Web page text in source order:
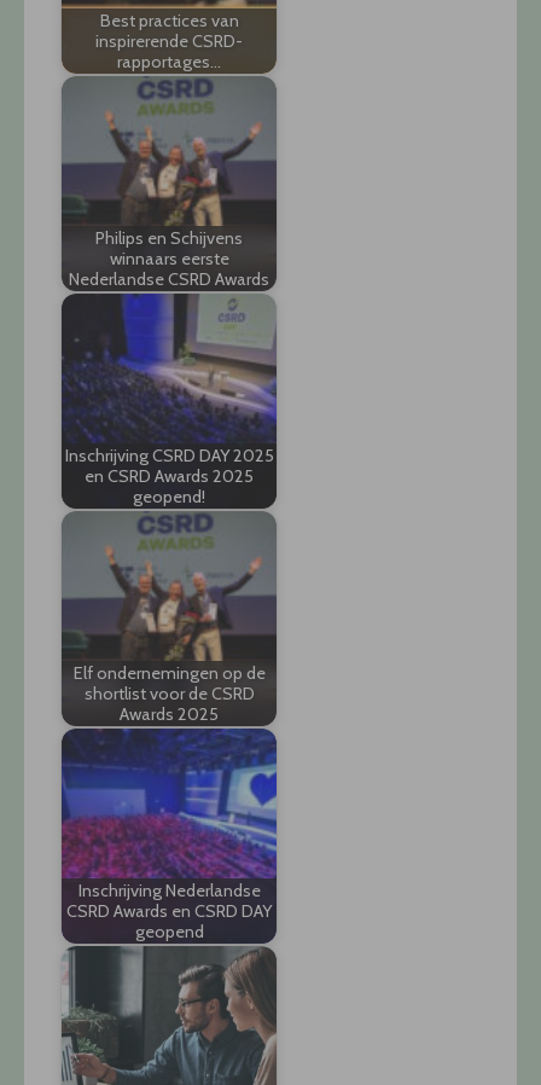
Best practices van
inspirerende CSRD-
rapportages…
Philips en Schijvens
winnaars eerste
Nederlandse CSRD Awards
Inschrijving CSRD DAY 2025
en CSRD Awards 2025
geopend!
Elf ondernemingen op de
shortlist voor de CSRD
Awards 2025
Inschrijving Nederlandse
CSRD Awards en CSRD DAY
geopend